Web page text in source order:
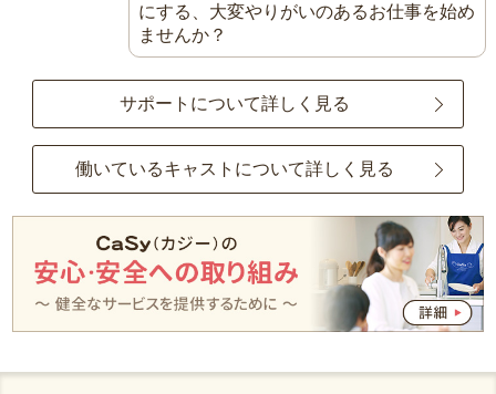
にする、大変やりがいのあるお仕事を始め
ませんか？
サポートについて詳しく見る
働いているキャストについて詳しく見る